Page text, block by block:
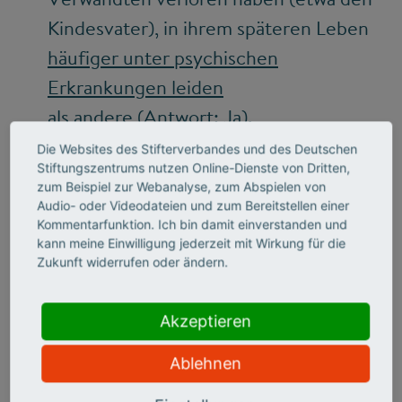
Kindesvater), in ihrem späteren Leben
häufiger unter psychischen
Erkrankungen leiden
als andere (Antwort: Ja).
„More young economists
today are doing Levitt-style
economics and fewer are
studying the classic
Die Websites des Stifterverbandes und des Deutschen
Stiftungszentrums nutzen Online-Dienste von Dritten,
zum Beispiel zur Webanalyse, zum Abspielen von
Audio- oder Videodateien und zum Bereitstellen einer
Kommentarfunktion. Ich bin damit einverstanden und
kann meine Einwilligung jederzeit mit Wirkung für die
Zukunft widerrufen oder ändern.
Akzeptieren
Ablehnen